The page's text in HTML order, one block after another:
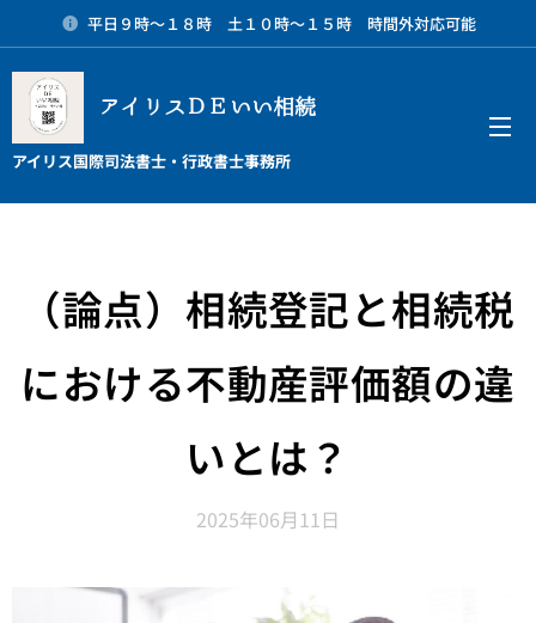
平日９時～１８時 土１０時～１５時 時間外対応可能
アイリスＤＥいい相続
アイリス国際司法書士・行政書士事務所
（論点）相続登記と相続税
における不動産評価額の違
いとは？
2025年06月11日